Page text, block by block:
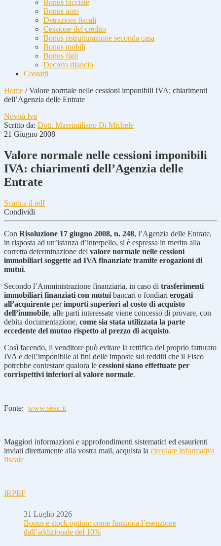
Bonus facciate
Bonus auto
Detrazioni fiscali
Cessione del credito
Bonus ristrutturazione seconda casa
Bonus mobili
Bonus figli
Decreto rilancio
Contatti
Home /Valore normale nelle cessioni imponibili IVA: chiarimenti
dell’Agenzia delle Entrate
Novità Iva
Scritto da: Dott. Massimiliano Di Michele
21 Giugno 2008
Valore normale nelle cessioni imponibili
IVA: chiarimenti dell’Agenzia delle
Entrate
Scarica il pdf
Condividi
Con Risoluzione 17 giugno 2008, n. 248, l’Agenzia delle Entrate,
in risposta ad un’istanza d’interpello, si è espressa in merito alla
corretta determinazione del valore normale nelle cessioni
immobiliari soggette ad IVA finanziate tramite erogazioni di
mutui.
Secondo l’Amministrazione finanziaria, in caso di trasferimenti
immobiliari finanziati con mutui bancari o fondiari erogati
all’acquirente perimporti superiori al costo di acquisto
dell’immobile, alle parti interessate viene concesso di provare, con
debita documentazione, come sia stata utilizzata la parte
eccedente del mutuo rispetto al prezzo di acquisto.
Così facendo, il venditore può evitare la rettifica del proprio fatturato
IVA e dell’imponibile ai fini delle imposte sui redditi che il Fisco
potrebbe contestare qualora le cessioni siano effettuate per
corrispettivi inferiori al valore normale.
Fonte: www.seac.it
Maggiori informazioni e approfondimenti sistematici ed esaurienti
inviati direttamente alla vostra mail, acquista la circolare informativa
fiscale
IRPEF
31 Luglio 2026
Bonus e stock option: come funziona l’esenzione
dall’addizionale del 10%